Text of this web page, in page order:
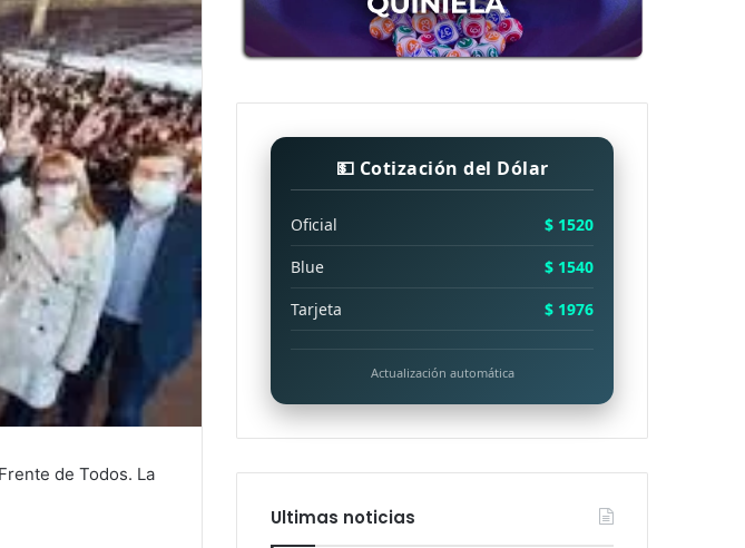
de Todos. La
💵 Cotización del Dólar
Oficial
$ 1520
Blue
$ 1540
Tarjeta
$ 1976
Actualización automática
Ultimas noticias